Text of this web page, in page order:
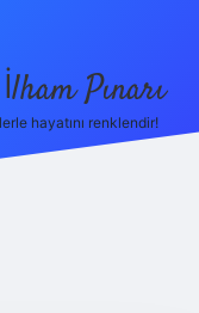
Pınarı
hayatını renklendir!